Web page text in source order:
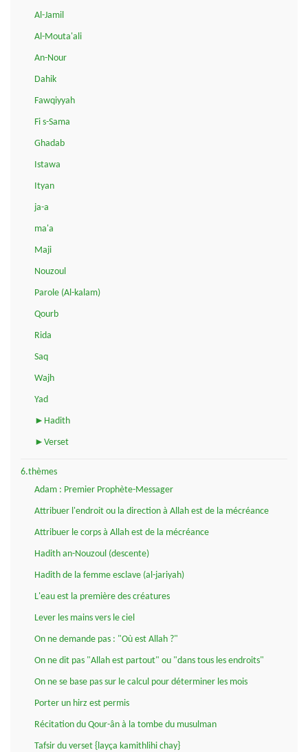
Al-Jamil
Al-Mouta'ali
An-Nour
Dahik
Fawqiyyah
Fi s-Sama
Ghadab
Istawa
Ityan
ja-a
ma'a
Maji
Nouzoul
Parole (Al-kalam)
Qourb
Rida
Saq
Wajh
Yad
►Hadith
►Verset
6.thèmes
Adam : Premier Prophète-Messager
Attribuer l'endroit ou la direction à Allah est de la mécréance
Attribuer le corps à Allah est de la mécréance
Hadith an-Nouzoul (descente)
Hadith de la femme esclave (al-jariyah)
L'eau est la première des créatures
Lever les mains vers le ciel
On ne demande pas : "Où est Allah ?"
On ne dit pas "Allah est partout" ou "dans tous les endroits"
On ne se base pas sur le calcul pour déterminer les mois
Porter un hirz est permis
Récitation du Qour-ân à la tombe du musulman
Tafsir du verset {layça kamithlihi chay}